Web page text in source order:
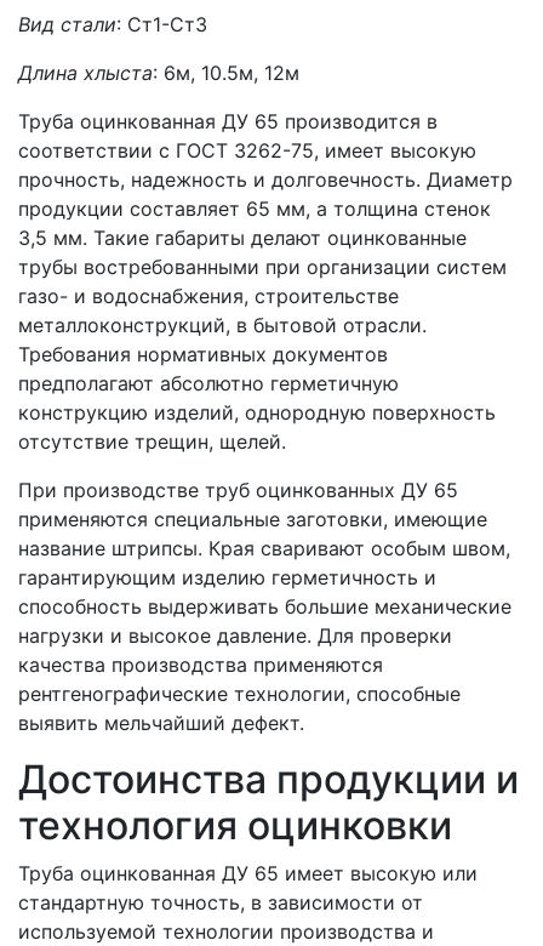
Вид стали: Ст1-Ст3
Длина хлыста: 6м, 10.5м, 12м
Труба оцинкованная ДУ 65 производится в
соответствии с ГОСТ 3262-75, имеет высокую
прочность, надежность и долговечность. Диаметр
продукции составляет 65 мм, а толщина стенок
3,5 мм. Такие габариты делают оцинкованные
трубы востребованными при организации систем
газо- и водоснабжения, строительстве
металлоконструкций, в бытовой отрасли.
Требования нормативных документов
предполагают абсолютно герметичную
конструкцию изделий, однородную поверхность
отсутствие трещин, щелей.
При производстве труб оцинкованных ДУ 65
применяются специальные заготовки, имеющие
название штрипсы. Края сваривают особым швом,
гарантирующим изделию герметичность и
способность выдерживать большие механические
нагрузки и высокое давление. Для проверки
качества производства применяются
рентгенографические технологии, способные
выявить мельчайший дефект.
Достоинства продукции и
технология оцинковки
Труба оцинкованная ДУ 65 имеет высокую или
стандартную точность, в зависимости от
используемой технологии производства и